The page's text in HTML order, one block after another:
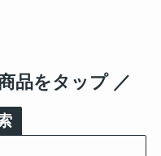
品をタップ ／